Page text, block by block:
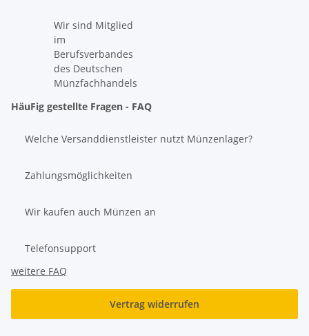
Wir sind Mitglied
im
Berufsverbandes
des Deutschen
Münzfachhandels
HäuFig gestellte Fragen - FAQ
Welche Versanddienstleister nutzt Münzenlager?
Zahlungsmöglichkeiten
Wir kaufen auch Münzen an
Telefonsupport
weitere FAQ
Vertrag widerrufen